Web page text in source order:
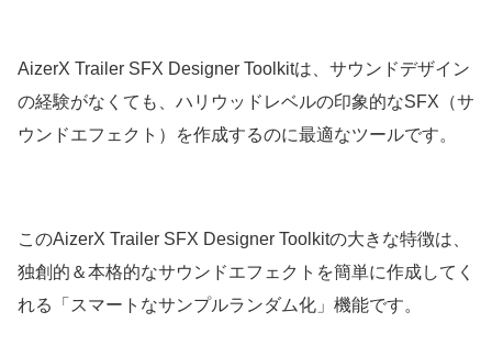
AizerX Trailer SFX Designer Toolkitは、サウンドデザイン
の経験がなくても、ハリウッドレベルの印象的なSFX（サ
ウンドエフェクト）を作成するのに最適なツールです。
このAizerX Trailer SFX Designer Toolkitの大きな特徴は、
独創的＆本格的なサウンドエフェクトを簡単に作成してく
れる「スマートなサンプルランダム化」機能です。